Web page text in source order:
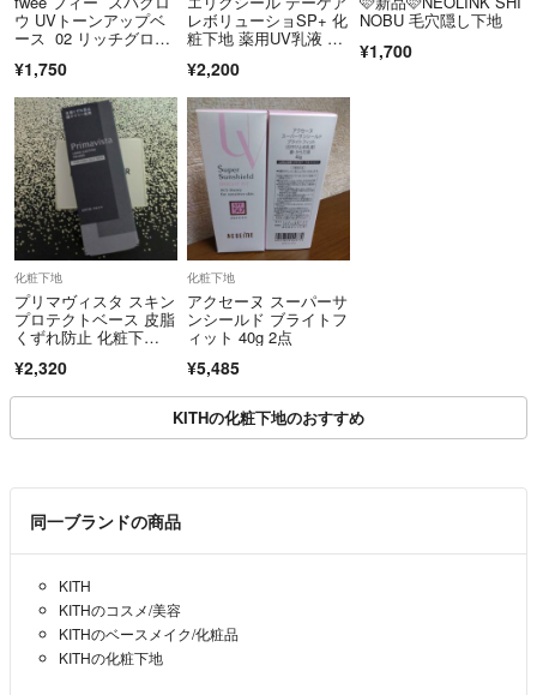
ウ UVトーンアップベ
ース 02 リッチグロ
¥1,750
レボリューショSP+ 化
粧下地 薬用UV乳液 SP
HISEIDO 新品
¥2,200
NOBU 毛穴隠し下地
¥1,700
化粧下地
プリマヴィスタ スキン
プロテクトベース 皮脂
くずれ防止 化粧下
ml)
¥2,320
化粧下地
アクセーヌ スーパーサ
ンシールド ブライトフ
ィット 40g 2点
¥5,485
KITHの化粧下地のおすすめ
同一ブランドの商品
KITH
KITHのコスメ/美容
KITHのベースメイク/化粧品
KITHの化粧下地